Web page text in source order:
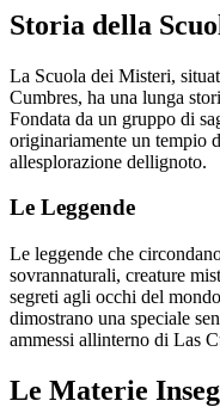
Storia della
La Scuola dei Misteri,
Cumbres, ha una lunga
Fondata da un gruppo di
originariamente un tempio
allesplorazione dellignoto.
Le Leggende
Le leggende che
sovrannaturali, creature
segreti agli occhi del
dimostrano una speciale
ammessi allinterno di Las
Le Materie